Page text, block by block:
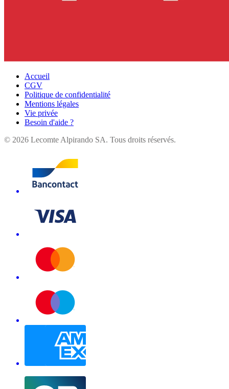
Accueil
CGV
Politique de confidentialité
Mentions légales
Vie privée
Besoin d'aide ?
© 2026 Lecomte Alpirando SA. Tous droits réservés.